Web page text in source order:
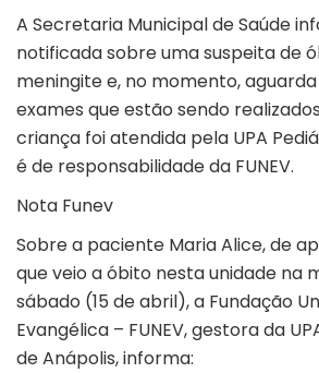
A Secretaria Municipal de Saúde
notificada sobre uma suspeita de
meningite e, no momento,
exames que estão sendo
criança foi atendida pela UPA
é de responsabilidade da FUNEV.
Nota Funev
Sobre a paciente Maria Alice, de
que veio a óbito nesta unidade na
sábado (15 de abril), a Fundação
Evangélica – FUNEV, gestora da
de Anápolis, informa: